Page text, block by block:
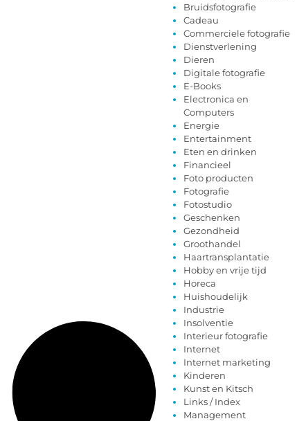
Bruidsfotografie
Cadeau
Commerciele fotografie
Dienstverlening
Dieren
Digitale fotografie
E-Books
Electronica en
Computers
Energie
Entertainment
Eten en drinken
Financieel
Foto producten
Fotografie
Fotostudio
Geschenken
Gezondheid
Groothandel
Haartransplantatie
Hobby en vrije tijd
Horeca
Huishoudelijk
Industrie
Insolventie
Interieur fotografie
Internet
Internet marketing
Kinderen
Kunst en Kitsch
Links / Index
Management